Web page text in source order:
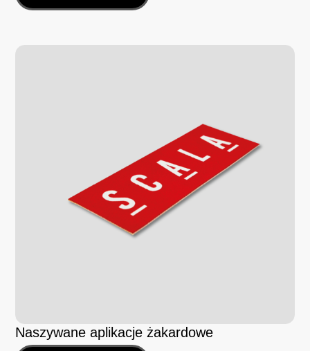
Naszywane aplikacje żakardowe